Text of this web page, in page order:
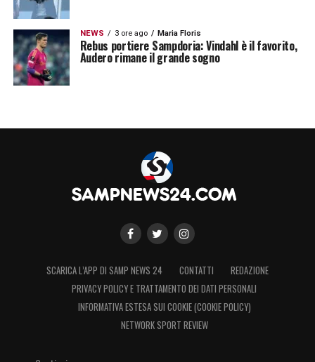
NEWS 3 ore ago Maria Floris
Rebus portiere Sampdoria: Vindahl è il favorito,
Audero rimane il grande sogno
SCARICA L’APP DI SAMP NEWS 24 CONTATTI
REDAZIONE
PRIVACY POLICY E TRATTAMENTO DEI DATI PERSONALI
INFORMATIVA ESTESA SUI COOKIE (COOKIE POLICY)
NETWORK SPORT REVIEW